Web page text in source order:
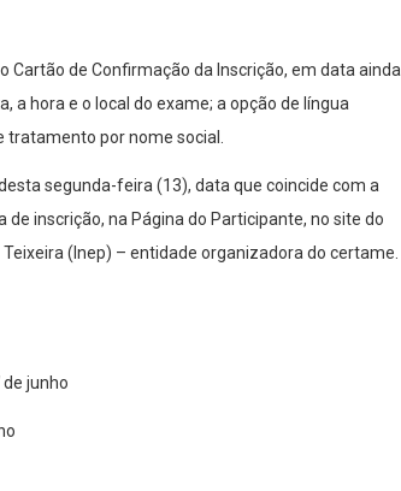
Cartão de Confirmação da Inscrição, em data ainda
a hora e o local do exame; a opção de língua
por nome social.
segunda-feira (13), data que coincide com a
inscrição, na Página do Participante, no site do
(Inep) – entidade organizadora do certame.
junho